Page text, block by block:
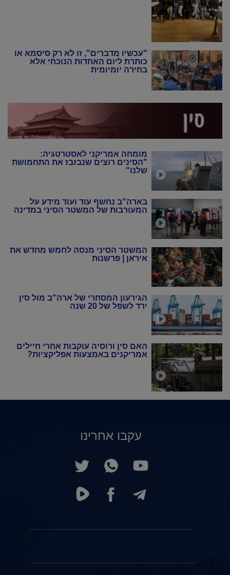
"עכשיו מדברים", זו לא רק סיסמא או
כותרת ליום האחדות הנוכחי אלא
בחירה יומיומית
מומחה אמריקני לאסטרטגיה:
"הסינים רוצים שנבזבז את התחמושת
שלנו"
בארה"ב נחשף עוד ועוד מידע על
המעורבות של המשטר הסיני במדינה
המשטר הסיני מנסה לחמש מחדש את
איראן | פרשנות
הגירעון המסחרי של ארה"ב מול סין
ירד לשפל של 20 שנה
האם סין ורוסיה עוקבות אחרי חיילים
אמריקנים באמצעות אפליקציות?
עקבו אחרינו